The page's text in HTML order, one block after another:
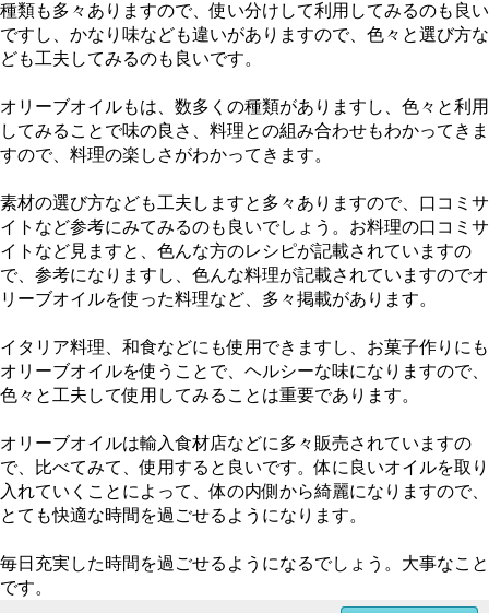
種類も多々ありますので、使い分けして利用してみるのも良い
ですし、かなり味なども違いがありますので、色々と選び方な
ども工夫してみるのも良いです。
オリーブオイルもは、数多くの種類がありますし、色々と利用
してみることで味の良さ、料理との組み合わせもわかってきま
すので、料理の楽しさがわかってきます。
素材の選び方なども工夫しますと多々ありますので、口コミサ
イトなど参考にみてみるのも良いでしょう。お料理の口コミサ
イトなど見ますと、色んな方のレシピが記載されていますの
で、参考になりますし、色んな料理が記載されていますのでオ
リーブオイルを使った料理など、多々掲載があります。
イタリア料理、和食などにも使用できますし、お菓子作りにも
オリーブオイルを使うことで、ヘルシーな味になりますので、
色々と工夫して使用してみることは重要であります。
オリーブオイルは輸入食材店などに多々販売されていますの
で、比べてみて、使用すると良いです。体に良いオイルを取り
入れていくことによって、体の内側から綺麗になりますので、
とても快適な時間を過ごせるようになります。
毎日充実した時間を過ごせるようになるでしょう。大事なこと
です。